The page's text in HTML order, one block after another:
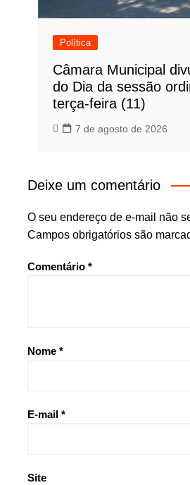
Política
Câmara Municipal
do Dia da sessão
terça-feira (11)
7 de agosto de 2026
Deixe um comentário
O seu endereço de e-mail não
Campos obrigatórios são
Comentário *
Nome *
E-mail *
Site